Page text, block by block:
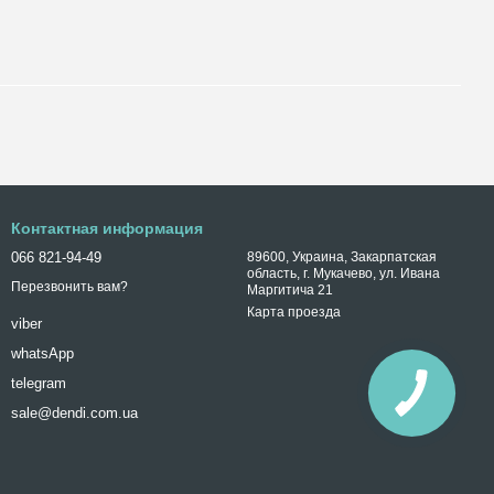
Контактная информация
066 821-94-49
Перезвонить вам?
viber
whatsApp
telegram
sale@dendi.com.ua
89600, Украина, Закарпатская
область, г. Мукачево, ул. Ивана
Маргитича 21
Карта проезда